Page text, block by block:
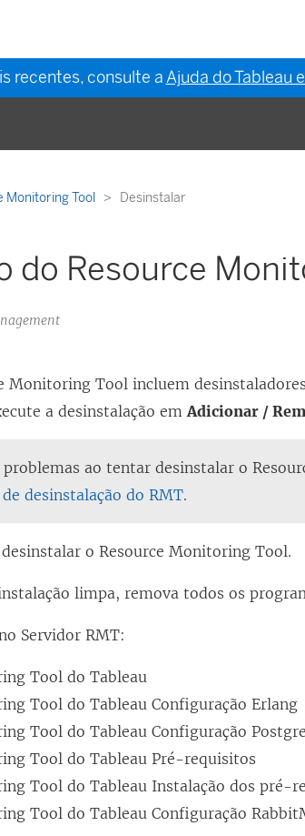
recentes, consulte aAjuda do Tableau
Monitoring Tool Desinstalar
do Resource
Monitoring Tool incluem
a desinstalação emAdicionar /
problemas ao tentar desinstalar o
desinstalação do RMT.
desinstalar oResource Monitoring Tool.
limpa, remova todos os
Servidor RMT:
Tool do Tableau
Tool do Tableau Configuração Erlang
Tool do Tableau Configuração
Tool do Tableau Pré-requisitos
Tool do Tableau Instalação dos pré-
Tool do Tableau Configuração